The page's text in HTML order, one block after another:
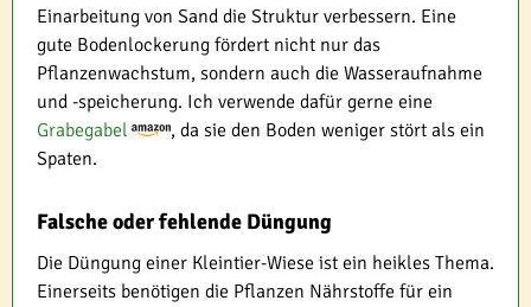
Einarbeitung von Sand die Struktur verbessern. Eine
gute Bodenlockerung fördert nicht nur das
Pflanzenwachstum, sondern auch die Wasseraufnahme
und -speicherung. Ich verwende dafür gerne eine
Grabegabel
, da sie den Boden weniger stört als ein
Spaten.
Falsche oder fehlende Düngung
Die Düngung einer Kleintier-Wiese ist ein heikles Thema.
Einerseits benötigen die Pflanzen Nährstoffe für ein